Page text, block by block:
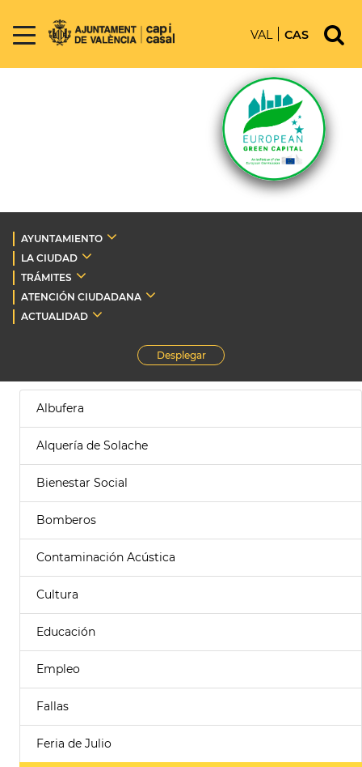
VAL CAS
AYUNTAMIENTO
LA CIUDAD
TRÁMITES
ATENCIÓN CIUDADANA
ACTUALIDAD
Desplegar
Albufera
Alquería de Solache
Bienestar Social
Bomberos
Contaminación Acústica
Cultura
Educación
Empleo
Fallas
Feria de Julio